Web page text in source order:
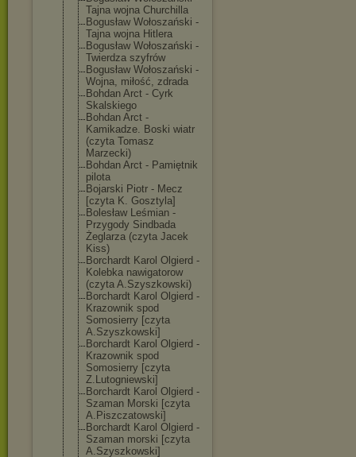
Tajna wojna Churchilla
Bogusław Wołoszański -
Tajna wojna Hitlera
Bogusław Wołoszański -
Twierdza szyfrów
Bogusław Wołoszański -
Wojna, miłość, zdrada
Bohdan Arct - Cyrk
Skalskiego
Bohdan Arct -
Kamikadze. Boski wiatr
(czyta Tomasz
Marzecki)
Bohdan Arct - Pamiętnik
pilota
Bojarski Piotr - Mecz
[czyta K. Gosztyla]
Bolesław Leśmian -
Przygody Sindbada
Żeglarza (czyta Jacek
Kiss)
Borchardt Karol Olgierd -
Kolebka nawigatorow
(czyta A.Szyszkowski)
Borchardt Karol Olgierd -
Krazownik spod
Somosierry [czyta
A.Szyszkowski]
Borchardt Karol Olgierd -
Krazownik spod
Somosierry [czyta
Z.Lutogniewski]
Borchardt Karol Olgierd -
Szaman Morski [czyta
A.Piszczatowski]
Borchardt Karol Olgierd -
Szaman morski [czyta
A.Szyszkowski]